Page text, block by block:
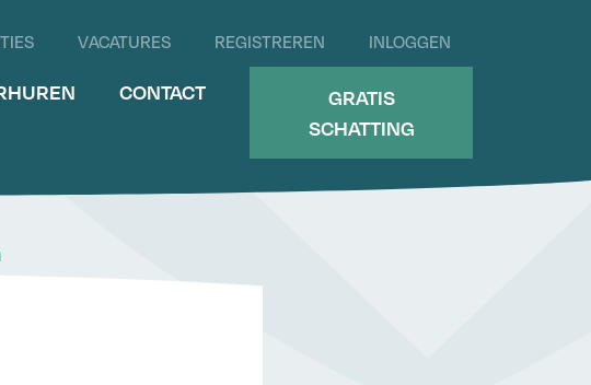
VACATURES REGISTREREN INLOGGEN
CONTACT
GRATIS
SCHATTING